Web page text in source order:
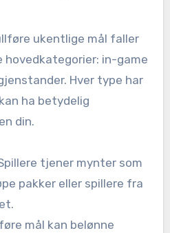
ukentlige mål faller
hovedkategorier: in-game
Hver type har
ha betydelig
din.
tjener mynter som
pakker eller spillere fra
mål kan belønne